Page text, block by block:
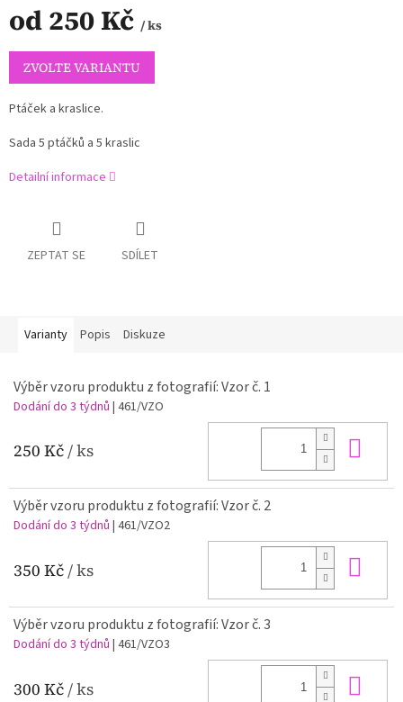
od250 Kč / ks
Měrná
cena:
ZVOLTE VARIANTU
Ptáček a kraslice.
Sada 5 ptáčků a 5 kraslic
Detailní informace
ZEPTAT SE SDÍLET
Varianty Popis Diskuze
Výběr vzoru produktu z fotografií: Vzor č. 1
Dodání do 3 týdnů | 461/VZO
250 Kč/ ks
Výběr vzoru produktu z fotografií: Vzor č. 2
Dodání do 3 týdnů | 461/VZO2
350 Kč / ks
Výběr vzoru produktu z fotografií: Vzor č. 3
Dodání do 3 týdnů | 461/VZO3
300 Kč/ ks